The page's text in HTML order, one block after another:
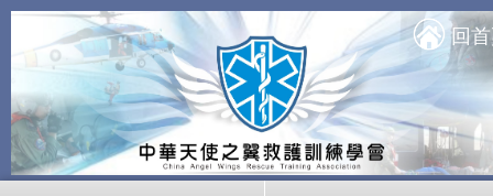
回